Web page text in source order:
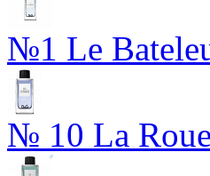
№1 Le
№ 10 La